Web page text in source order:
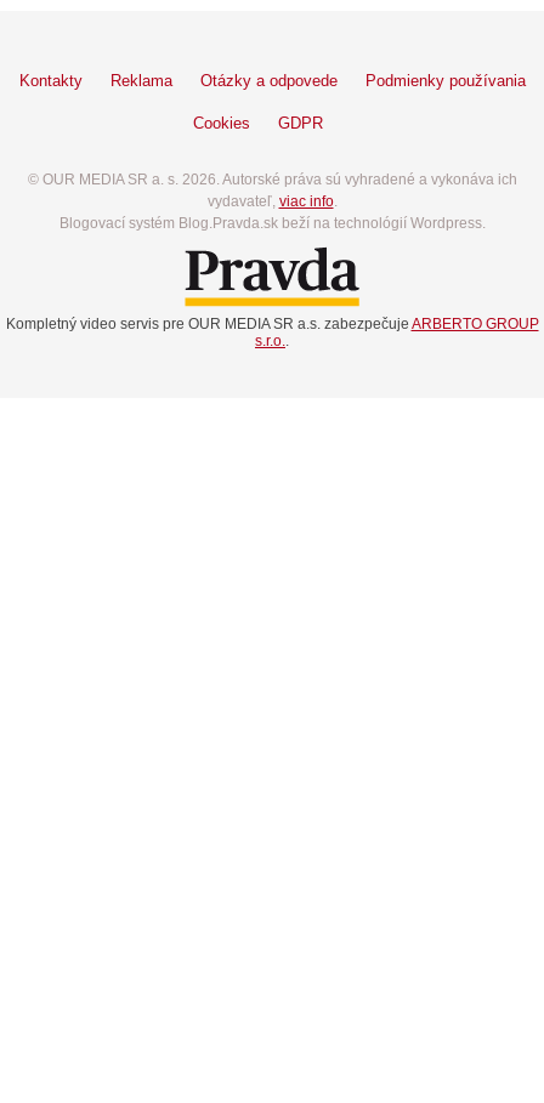
Kontakty Reklama Otázky a odpovede Podmienky používania
Cookies GDPR
© OUR MEDIA SR a. s. 2026. Autorské práva sú vyhradené a vykonáva ich
vydavateľ, viac info.
Blogovací systém Blog.Pravda.sk beží na technológií Wordpress.
Kompletný video servis pre OUR MEDIA SR a.s. zabezpečuje ARBERTO GROUP
s.r.o.